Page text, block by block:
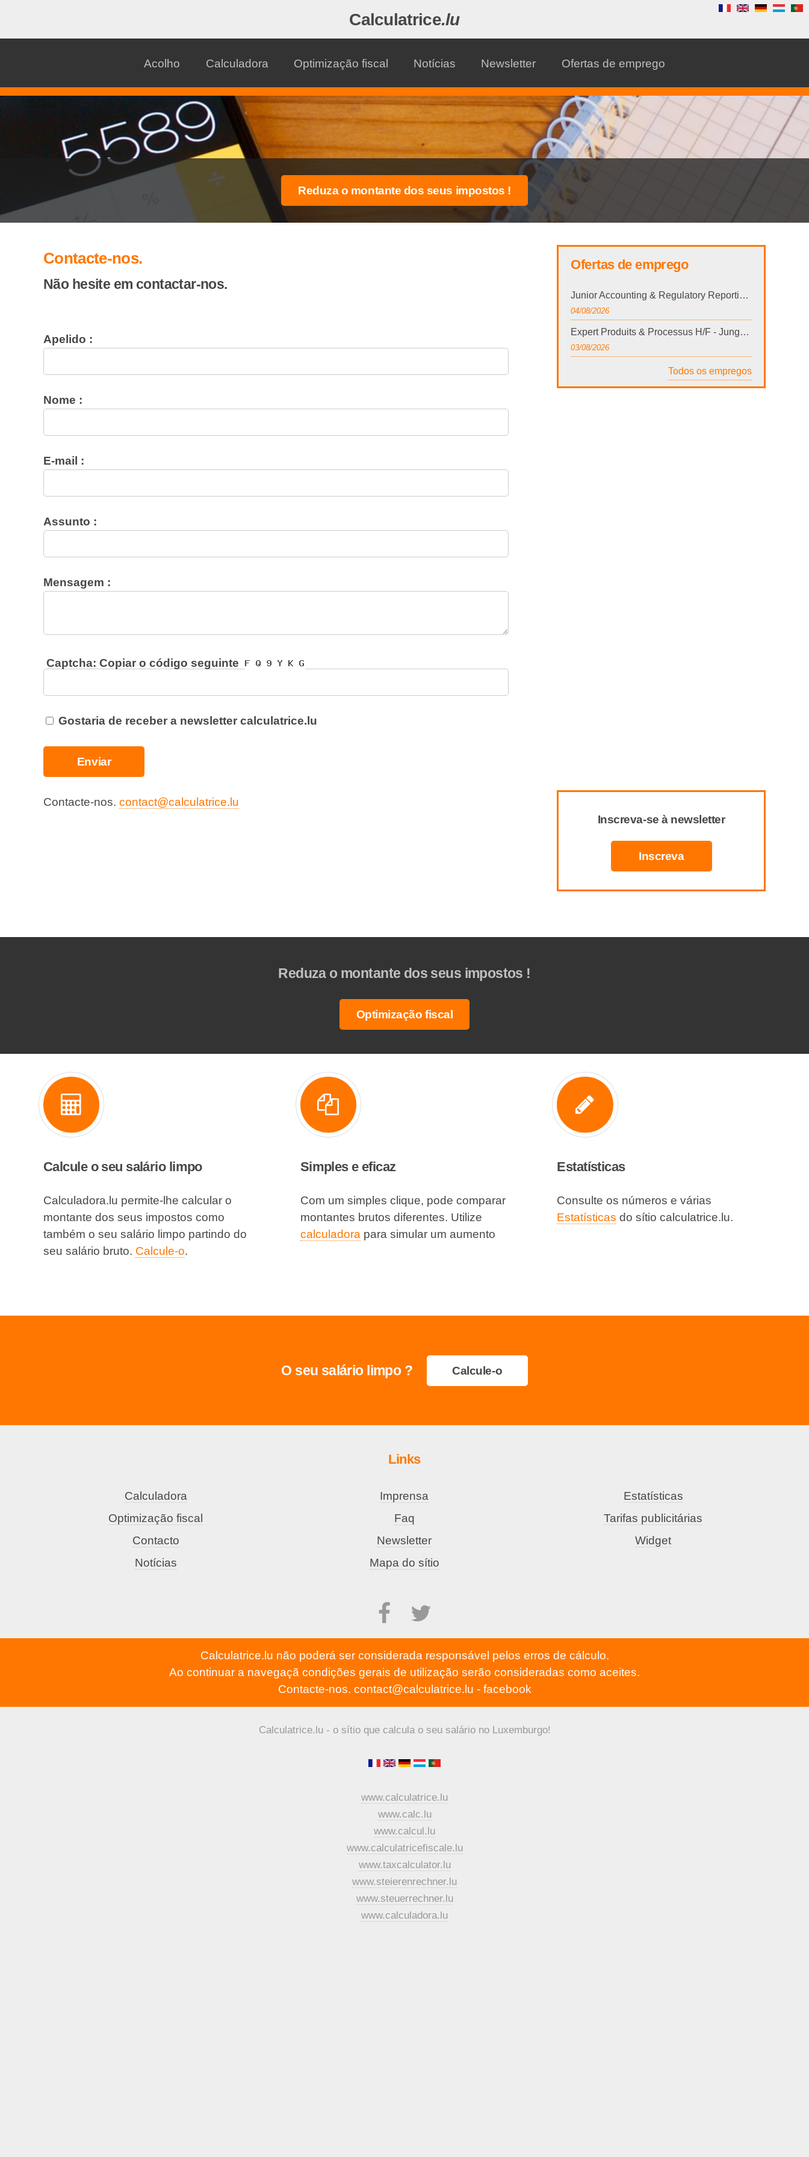
Calculatrice.lu
Acolho Calculadora Optimização fiscal Notícias Newsletter Ofertas de emprego
Contacte-nos.
Não hesite em contactar-nos.
Apelido :
Nome :
E-mail :
Assunto :
Mensagem :
Captcha: Copiar o código seguinte
Gostaria de receber a newsletter calculatrice.lu
Contacte-nos. contact@calculatrice.lu
Ofertas de emprego
Junior Accounting & Regulatory Reporting Officer
04/08/2026
Expert Produits & Processus H/F - Junglinster
03/08/2026
Todos os empregos
Inscreva-se à newsletter
Inscreva
Reduza o montante dos seus impostos !
Optimização fiscal
Calcule o seu salário limpo
Calculadora.lu permite-lhe calcular o
montante dos seus impostos como
também o seu salário limpo partindo do
seu salário bruto. Calcule-o.
Simples e eficaz
Com um simples clique, pode comparar
montantes brutos diferentes. Utilize
calculadora para simular um aumento
Estatísticas
Consulte os números e várias
Estatísticas do sítio calculatrice.lu.
O seu salário limpo ? Calcule-o
Links
Calculadora
Optimização fiscal
Contacto
Notícias
Imprensa
Faq
Newsletter
Mapa do sítio
Estatísticas
Tarifas publicitárias
Widget
Calculatrice.lu não poderá ser considerada responsável pelos erros de cálculo.
Ao continuar a navegaçã condições gerais de utilização serão consideradas como aceites.
Contacte-nos. contact@calculatrice.lu - facebook
Calculatrice.lu - o sítio que calcula o seu salário no Luxemburgo!
www.calculatrice.lu
www.calc.lu
www.calcul.lu
www.calculatricefiscale.lu
www.taxcalculator.lu
www.steierenrechner.lu
www.steuerrechner.lu
www.calculadora.lu